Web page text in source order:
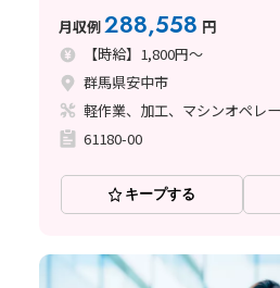
み｜3交替勤務｜即日面接可〈
月収例288,558 円
【時給】1,800円～
群馬県安中市
軽作業、加工、マシンオペレ
61180-00
キープする